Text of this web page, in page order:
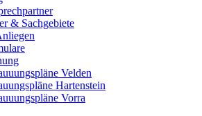
& Sachgebiete
Velden
Hartenstein
Vorra